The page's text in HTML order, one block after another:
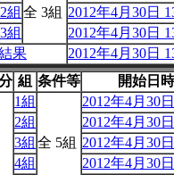
全 3組
2組
2012年4月30日
3組
2012年4月30日
果
2012年4月30日
組 条件等
開始日時
1組
全 5組
2012年4月30
2組
2012年4月30
3組
2012年4月30
4組
2012年4月30